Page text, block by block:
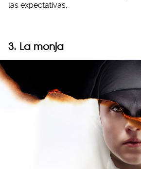
las expectativas.
3. La monja